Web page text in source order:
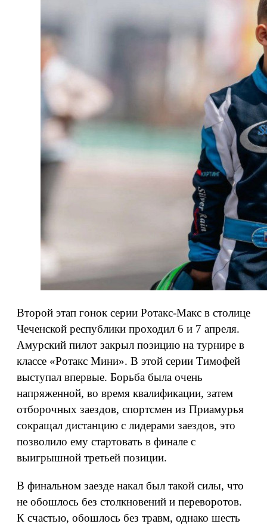
Второй этап гонок серии Ротакс-Макс в столице
Чеченской республики проходил 6 и 7 апреля.
Амурский пилот закрыл позицию на турнире в
классе «Ротакс Мини». В этой серии Тимофей
выступал впервые. Борьба была очень
напряженной, во время квалификации, затем
отборочных заездов, спортсмен из Приамурья
сокращал дистанцию с лидерами заездов, это
позволило ему стартовать в финале с
выигрышной третьей позиции.
В финальном заезде накал был такой силы, что
не обошлось без столкновений и переворотов.
К счастью, обошлось без травм, однако шесть